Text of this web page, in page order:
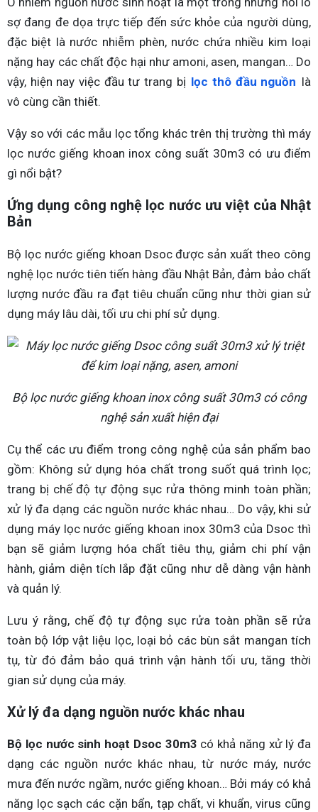
sợ đang đe dọa trực tiếp đến sức khỏe của người dùng,
đặc biệt là nước nhiễm phèn, nước chứa nhiều kim loại
nặng hay các chất độc hại như amoni, asen, mangan… Do
vậy, hiện nay việc đầu tư trang bị lọc thô đầu nguồn là
vô cùng cần thiết.
Vậy so với các mẫu lọc tổng khác trên thị trường thì máy
lọc nước giếng khoan inox công suất 30m3 có ưu điểm
gì nổi bật?
Ứng dụng công nghệ lọc nước ưu việt của Nhật
Bản
Bộ lọc nước giếng khoan Dsoc được sản xuất theo công
nghệ lọc nước tiên tiến hàng đầu Nhật Bản, đảm bảo chất
lượng nước đầu ra đạt tiêu chuẩn cũng như thời gian sử
dụng máy lâu dài, tối ưu chi phí sử dụng.
Bộ lọc nước giếng khoan inox công suất 30m3 có công
nghệ sản xuất hiện đại
Cụ thể các ưu điểm trong công nghệ của sản phẩm bao
gồm: Không sử dụng hóa chất trong suốt quá trình lọc;
trang bị chế độ tự động sục rửa thông minh toàn phần;
xử lý đa dạng các nguồn nước khác nhau… Do vậy, khi sử
dụng máy lọc nước giếng khoan inox 30m3 của Dsoc thì
bạn sẽ giảm lượng hóa chất tiêu thụ, giảm chi phí vận
hành, giảm diện tích lắp đặt cũng như dễ dàng vận hành
và quản lý.
Lưu ý rằng, chế độ tự động sục rửa toàn phần sẽ rửa
toàn bộ lớp vật liệu lọc, loại bỏ các bùn sắt mangan tích
tụ, từ đó đảm bảo quá trình vận hành tối ưu, tăng thời
gian sử dụng của máy.
Xử lý đa dạng nguồn nước khác nhau
Bộ lọc nước sinh hoạt Dsoc 30m3 có khả năng xử lý đa
dạng các nguồn nước khác nhau, từ nước máy, nước
mưa đến nước ngầm, nước giếng khoan… Bởi máy có khả
năng lọc sạch các cặn bẩn, tạp chất, vi khuẩn, virus cũng